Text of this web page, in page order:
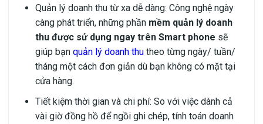
Quản lý doanh thu từ xa dễ dàng: Công nghệ ngày
càng phát triển, những phần mềm quản lý doanh
thu được sử dụng ngay trên Smart phone sẽ
giúp bạn quản lý doanh thutheo từng ngày/ tuần/
tháng một cách đơn giản dù bạn không có mặt tại
cửa hàng.
Tiết kiệm thời gian và chi phí: So với việc dành cả
vài giờ đồng hồ để ngồi ghi chép, tính toán doanh